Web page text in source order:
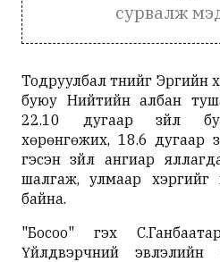
сурвалж
Тодруулбал түүнийг
буюу Нийтийн албан
22.10 дугаар зүйл
хөрөнгөжих, 18.6 дугаар
гэсэн зүйл ангиар
шалгаж, улмаар хэргийг
байна.
"Босоо" гэх
Үйлдвэрчний эвлэлийн